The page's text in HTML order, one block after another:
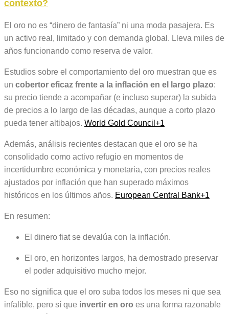
contexto?
El oro no es “dinero de fantasía” ni una moda pasajera. Es
un activo real, limitado y con demanda global. Lleva miles de
años funcionando como reserva de valor.
Estudios sobre el comportamiento del oro muestran que es
un cobertor eficaz frente a la inflación en el largo plazo:
su precio tiende a acompañar (e incluso superar) la subida
de precios a lo largo de las décadas, aunque a corto plazo
pueda tener altibajos. World Gold Council +1
Además, análisis recientes destacan que el oro se ha
consolidado como activo refugio en momentos de
incertidumbre económica y monetaria, con precios reales
ajustados por inflación que han superado máximos
históricos en los últimos años. European Central Bank+1
En resumen:
El dinero fiat se devalúa con la inflación.
El oro, en horizontes largos, ha demostrado preservar
el poder adquisitivo mucho mejor.
Eso no significa que el oro suba todos los meses ni que sea
infalible, pero sí que invertir en oro es una forma razonable